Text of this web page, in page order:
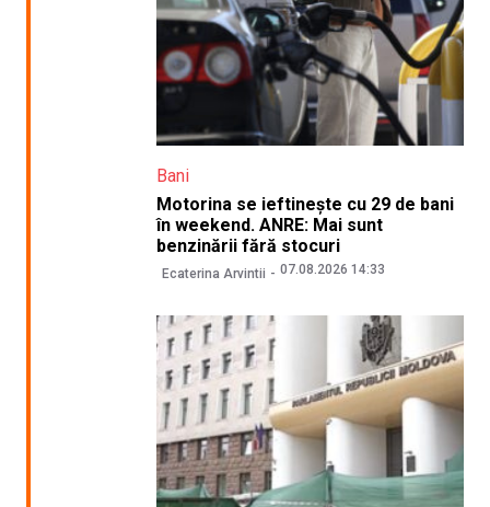
Bani
Motorina se ieftinește cu 29 de bani
în weekend. ANRE: Mai sunt
benzinării fără stocuri
Ecaterina Arvintii 07.08.2026 14:33